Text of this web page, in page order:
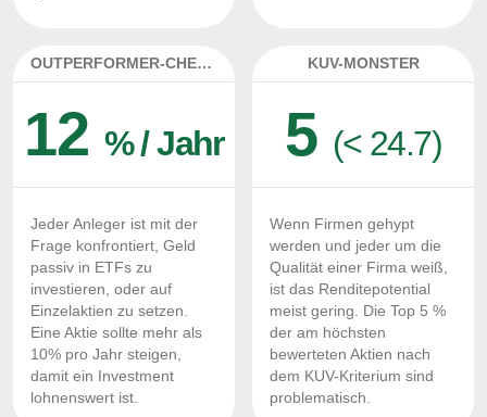
OUTPERFORMER-CHECK
12 % / Jahr
Jeder Anleger ist mit der
Frage konfrontiert, Geld
passiv in ETFs zu
investieren, oder auf
Einzelaktien zu setzen.
Eine Aktie sollte mehr als
10% pro Jahr steigen,
damit ein Investment
lohnenswert ist.
KUV-MONSTER
5 (< 24.7)
Wenn Firmen gehypt
werden und jeder um die
Qualität einer Firma weiß,
ist das Renditepotential
meist gering. Die Top 5 %
der am höchsten
bewerteten Aktien nach
dem KUV-Kriterium sind
problematisch.